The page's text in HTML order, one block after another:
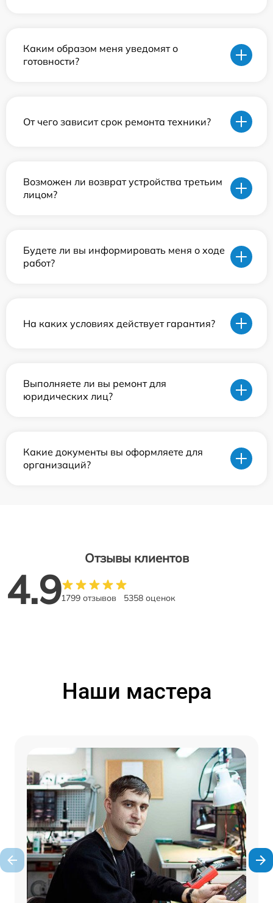
Каким образом меня уведомят о
готовности?
От чего зависит срок ремонта техники?
Возможен ли возврат устройства третьим
лицом?
Будете ли вы информировать меня о ходе
работ?
На каких условиях действует гарантия?
Выполняете ли вы ремонт для
юридических лиц?
Какие документы вы оформляете для
организаций?
Отзывы клиентов
4.91799 отзывов 5358 оценок
Наши мастера